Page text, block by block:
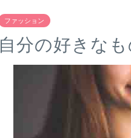
ファッション
自分の好きな